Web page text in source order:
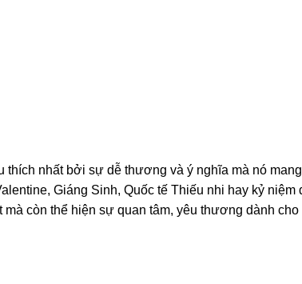
nhất bởi sự dễ thương và ý nghĩa mà nó
Giáng Sinh, Quốc tế Thiếu nhi hay kỷ niệm
mà còn thể hiện sự quan tâm, yêu thương dành